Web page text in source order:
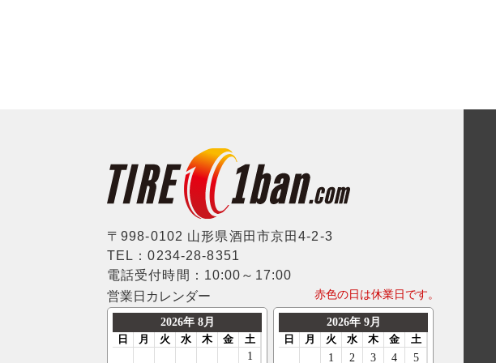
〒998-0102 山形県酒田市京田4-2-3
TEL：0234-28-8351
電話受付時間：10:00～17:00
営業日カレンダー
赤色の日は休業日です。